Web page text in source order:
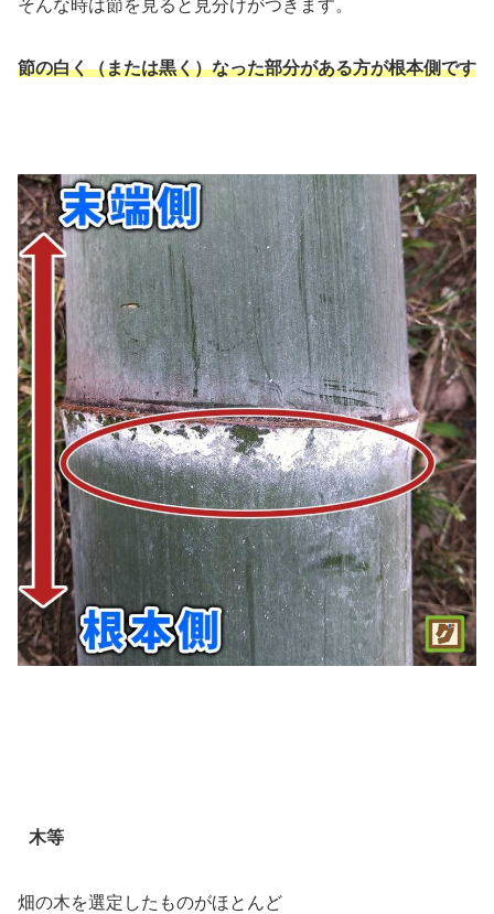
そんな時は節を見ると見分けがつきます。
節の白く（または黒く）なった部分がある方が根本側です
木等
畑の木を選定したものがほとんど